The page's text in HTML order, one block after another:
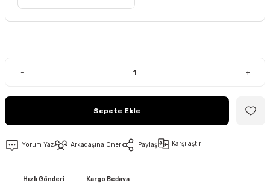
- +
Sepete Ekle
Yorum Yaz Arkadaşına Öner Paylaş Karşılaştır
Hızlı Gönderi Kargo Bedava